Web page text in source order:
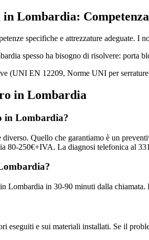
Lombardia:
specifiche e attrezzature adeguate. I
spesso ha bisogno di risolvere: porta
(UNI EN 12209, Norme UNI per
in Lombardia
in Lombardia?
Quello che garantiamo è un
80-250€+IVA. La diagnosi telefonica al
Lombardia in 30-90 minuti dalla
eseguiti e sui materiali installati. Se il